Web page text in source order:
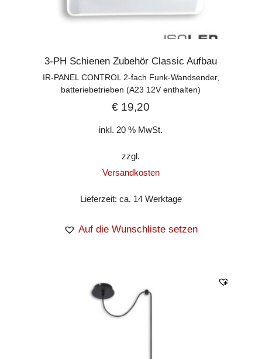
3-PH Schienen Zubehör Classic Aufbau
IR-PANEL CONTROL 2-fach Funk-Wandsender,
batteriebetrieben (A23 12V enthalten)
€ 19,20
inkl. 20 % MwSt.
zzgl.
Versandkosten
Lieferzeit: ca. 14 Werktage
Auf die Wunschliste setzen